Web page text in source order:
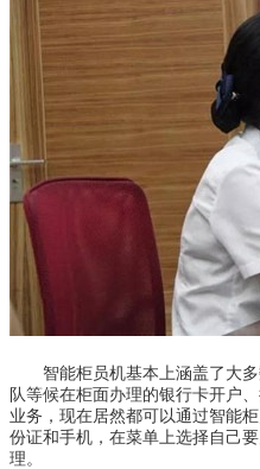
智能柜员机基本上涵盖了大
队等候在柜面办理的银行卡开户
业务，现在居然都可以通过智能
份证和手机，在菜单上选择自己
理。